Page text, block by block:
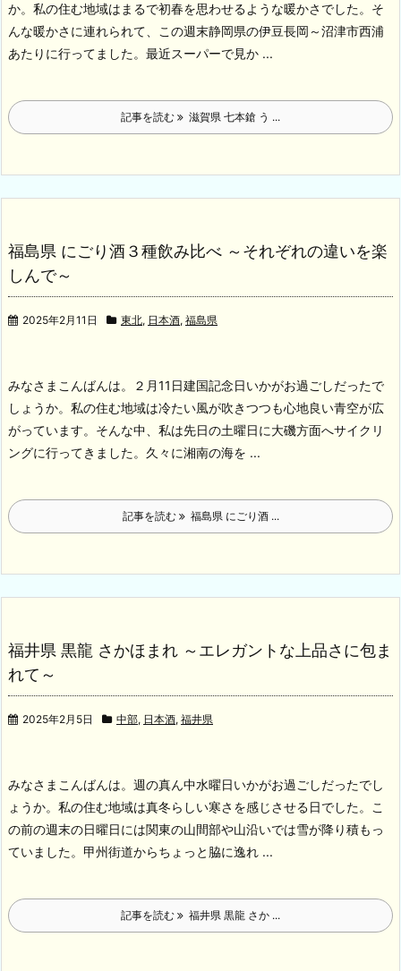
か。私の住む地域はまるで初春を思わせるような暖かさでした。そ
んな暖かさに連れられて、この週末静岡県の伊豆長岡～沼津市西浦
あたりに行ってました。 最近スーパーで見か ...
記事を読む 滋賀県 七本鎗 う ...
福島県 にごり酒３種飲み比べ ～それぞれの違いを楽
しんで～
2025年2月11日 東北, 日本酒, 福島県
みなさまこんばんは。２月11日建国記念日いかがお過ごしだったで
しょうか。私の住む地域は冷たい風が吹きつつも心地良い青空が広
がっています。そんな中、私は先日の土曜日に大磯方面へサイクリ
ングに行ってきました。 久々に湘南の海を ...
記事を読む 福島県 にごり酒 ...
福井県 黒龍 さかほまれ ～エレガントな上品さに包ま
れて～
2025年2月5日 中部, 日本酒, 福井県
みなさまこんばんは。週の真ん中水曜日いかがお過ごしだったでし
ょうか。私の住む地域は真冬らしい寒さを感じさせる日でした。こ
の前の週末の日曜日には関東の山間部や山沿いでは雪が降り積もっ
ていました。 甲州街道からちょっと脇に逸れ ...
記事を読む 福井県 黒龍 さか ...